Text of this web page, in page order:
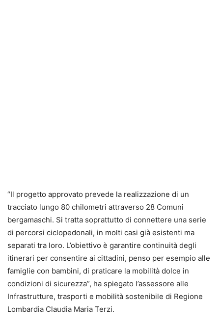
“Il progetto approvato prevede la realizzazione di un
tracciato lungo 80 chilometri attraverso 28 Comuni
bergamaschi. Si tratta soprattutto di connettere una serie
di percorsi ciclopedonali, in molti casi già esistenti ma
separati tra loro. L’obiettivo è garantire continuità degli
itinerari per consentire ai cittadini, penso per esempio alle
famiglie con bambini, di praticare la mobilità dolce in
condizioni di sicurezza”, ha spiegato l’assessore alle
Infrastrutture, trasporti e mobilità sostenibile di Regione
Lombardia Claudia Maria Terzi.